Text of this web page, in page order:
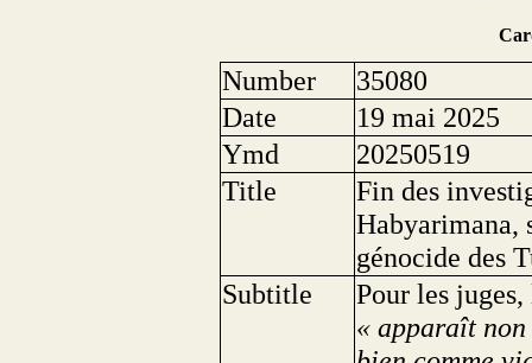
Number
35080
Date
19 mai 2025
Ymd
20250519
Title
Fin des
Habyarimana,
génocide des
Subtitle
Pour les
« apparaît non